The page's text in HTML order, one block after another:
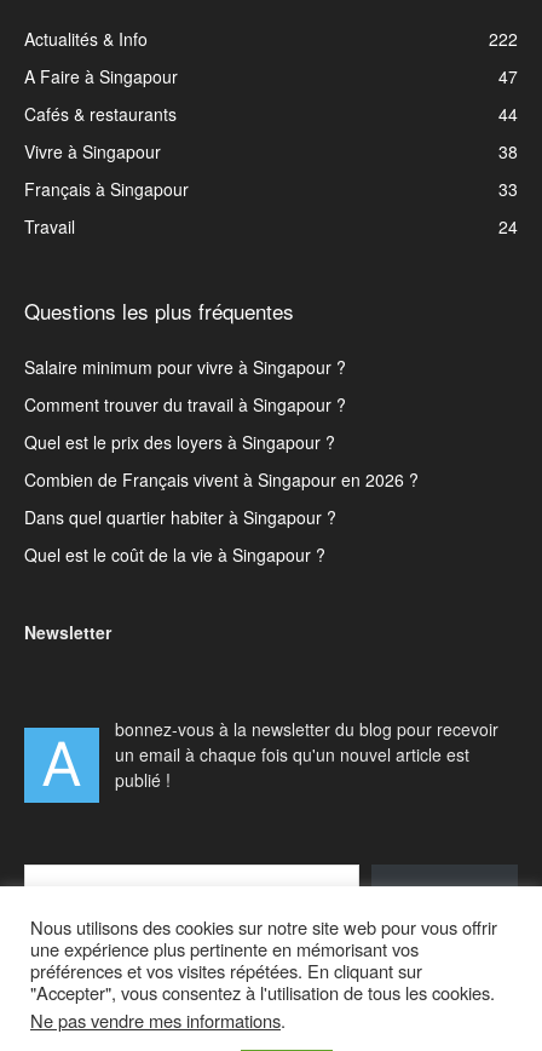
Actualités & Info
222
A Faire à Singapour
47
Cafés & restaurants
44
Vivre à Singapour
38
Français à Singapour
33
Travail
24
Questions les plus fréquentes
Salaire minimum pour vivre à Singapour ?
Comment trouver du travail à Singapour ?
Quel est le prix des loyers à Singapour ?
Combien de Français vivent à Singapour en 2026 ?
Dans quel quartier habiter à Singapour ?
Quel est le coût de la vie à Singapour ?
Newsletter
A
bonnez-vous à la newsletter du blog pour recevoir
un email à chaque fois qu'un nouvel article est
publié !
Type your email…
S'abonner
Accueil Actualités Vivre à Singapour
Nous utilisons des cookies sur notre site web pour vous offrir
une expérience plus pertinente en mémorisant vos
préférences et vos visites répétées. En cliquant sur
"Accepter", vous consentez à l'utilisation de tous les cookies.
Ne pas vendre mes informations.